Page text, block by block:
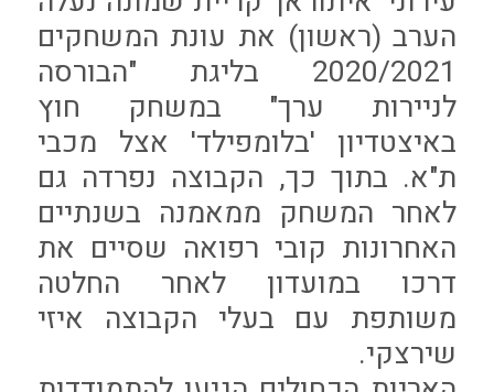
הערב (ראשון) את עונת המשחקים
2020/2021 בליגת "הבורסה
לניירות ערך" במשחק חוץ
באיצטדיון 'בלומפילד' אצל מכבי
ת"א. בתוך כך, הקבוצה נפרדה גם
לאחר המשחק ממאמנה בשנתיים
האחרונות קובי רפואה שסיים את
דרכו במועדון לאחר החלטה
משותפת עם בעלי הקבוצה איזי
שירצקי.